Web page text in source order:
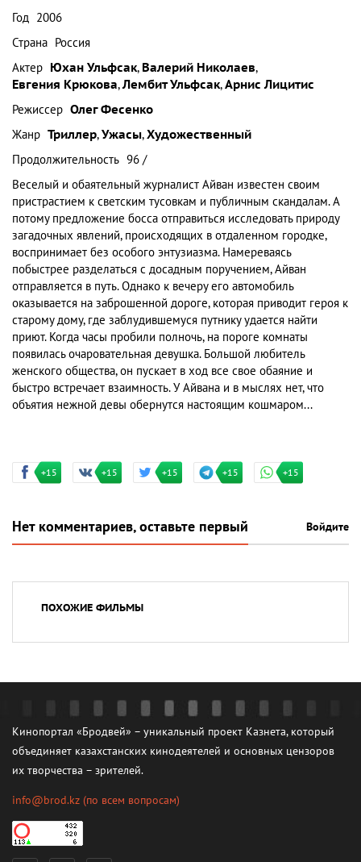
Год 2006
Страна Россия
Актер Юхан Ульфсак, Валерий Николаев,
Евгения Крюкова,Лембит Ульфсак,Арнис Лицитис
Режиссер Олег Фесенко
Жанр Триллер,Ужасы,Художественный
Продолжительность 96 /
Веселый и обаятельный журналист Айван известен своим
пристрастием к светским тусовкам и публичным скандалам. А
потому предложение босса отправиться исследовать природу
загадочных явлений, происходящих в отдаленном городке,
воспринимает без особого энтузиазма. Намереваясь
побыстрее разделаться с досадным поручением, Айван
отправляется в путь. Однако к вечеру его автомобиль
оказывается на заброшенной дороге, которая приводит героя к
старому дому, где заблудившемуся путнику удается найти
приют. Когда часы пробили полночь, на пороге комнаты
появилась очаровательная девушка. Большой любитель
женского общества, он пускает в ход все свое обаяние и
быстро встречает взаимность. У Айвана и в мыслях нет, что
объятия нежной девы обернутся настоящим кошмаром...
+15 +15 +15 +15 +15
Нет комментариев, оставьте первый Войдите
ПОХОЖИЕ ФИЛЬМЫ
Кинопортал «Бродвей» – уникальный проект Казнета, который
объединяет казахстанских кинодеятелей и основных цензоров
их творчества – зрителей.
info@brod.kz (по всем вопросам)